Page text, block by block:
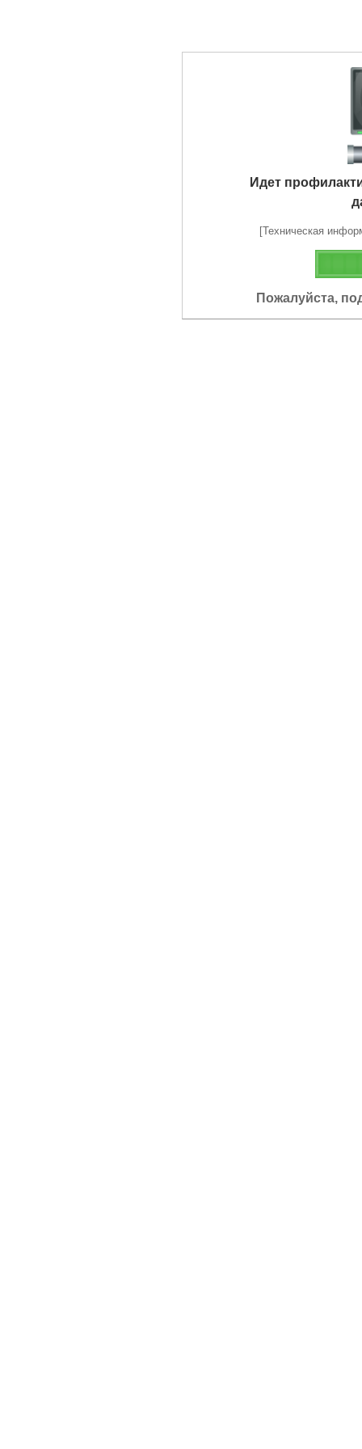
Идет
[Техническая
Пожалуйста,